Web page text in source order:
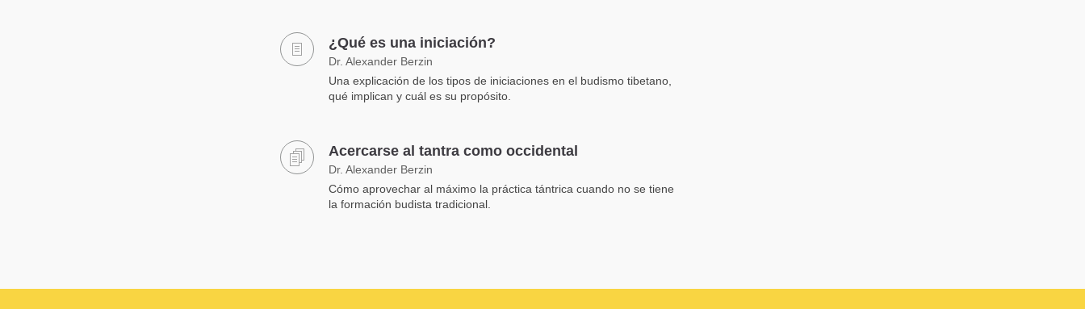
¿Qué es una iniciación?
Dr. Alexander Berzin
Una explicación de los tipos de iniciaciones en el budismo tibetano,
qué implican y cuál es su propósito.
Acercarse al tantra como occidental
Dr. Alexander Berzin
Cómo aprovechar al máximo la práctica tántrica cuando no se tiene
la formación budista tradicional.